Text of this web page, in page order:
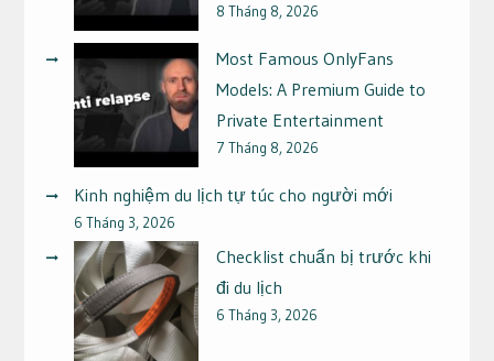
8 Tháng 8, 2026
Most Famous OnlyFans
Models: A Premium Guide to
Private Entertainment
7 Tháng 8, 2026
Kinh nghiệm du lịch tự túc cho người mới
6 Tháng 3, 2026
Checklist chuẩn bị trước khi
đi du lịch
6 Tháng 3, 2026